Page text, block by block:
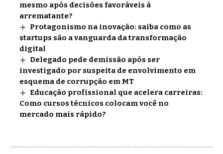
mesmo após decisões favoráveis à
arrematante?
Protagonismo na inovação: saiba como as
startups são a vanguarda da transformação
digital
Delegado pede demissão após ser
investigado por suspeita de envolvimento em
esquema de corrupção em MT
Educação profissional que acelera carreiras:
Como cursos técnicos colocam você no
mercado mais rápido?